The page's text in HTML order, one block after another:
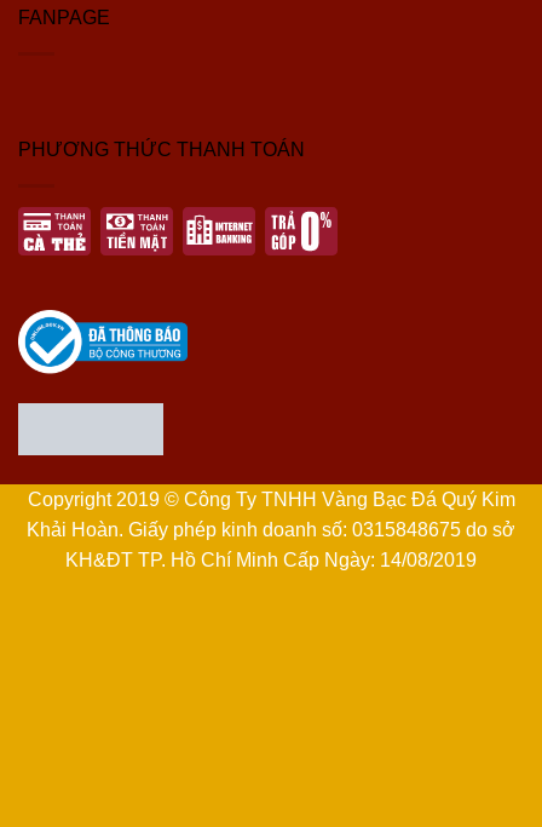
FANPAGE
PHƯƠNG THỨC THANH TOÁN
Copyright 2019 © Công Ty TNHH Vàng Bạc Đá Quý Kim
Khải Hoàn. Giấy phép kinh doanh số: 0315848675 do sở
KH&ĐT TP. Hồ Chí Minh Cấp Ngày: 14/08/2019